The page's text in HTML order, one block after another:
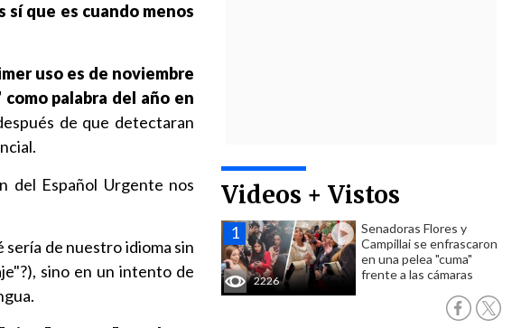
Videos + Vistos
2226
Senadoras Flores y
Campillai se enfrascaron
en una pelea "cuma"
frente a las cámaras
sí que es cuando menos
uso es de noviembre
palabra del año en
de que detectaran
del Español Urgente nos
de nuestro idioma sin
sino en un intento de